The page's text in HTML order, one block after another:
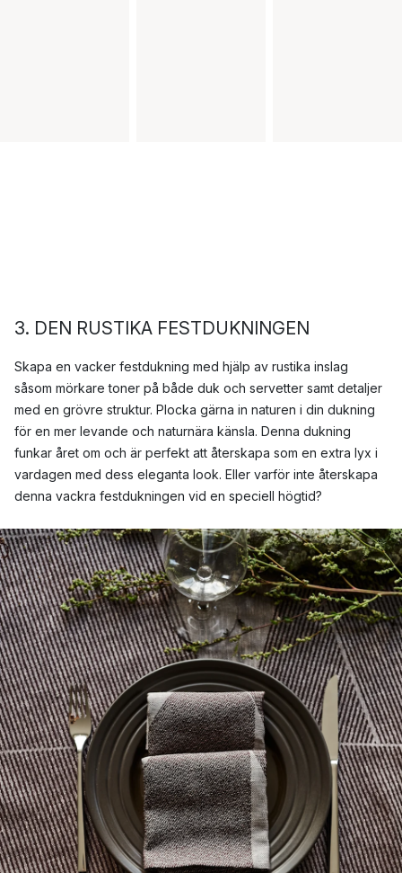
3. DEN RUSTIKA FESTDUKNINGEN
Skapa en vacker festdukning med hjälp av rustika inslag
såsom mörkare toner på både duk och servetter samt detaljer
med en grövre struktur. Plocka gärna in naturen i din dukning
för en mer levande och naturnära känsla. Denna dukning
funkar året om och är perfekt att återskapa som en extra lyx i
vardagen med dess eleganta look. Eller varför inte återskapa
denna vackra festdukningen vid en speciell högtid?